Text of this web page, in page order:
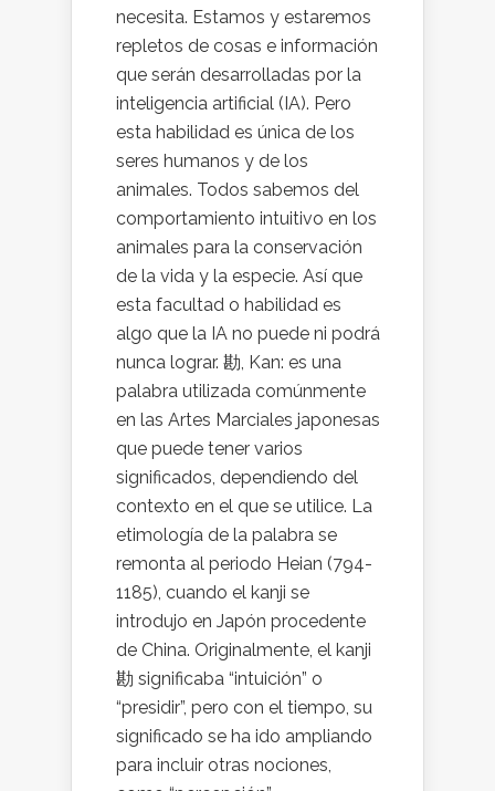
necesita. Estamos y estaremos
repletos de cosas e información
que serán desarrolladas por la
inteligencia artificial (IA). Pero
esta habilidad es única de los
seres humanos y de los
animales. Todos sabemos del
comportamiento intuitivo en los
animales para la conservación
de la vida y la especie. Así que
esta facultad o habilidad es
algo que la IA no puede ni podrá
nunca lograr. 勘, Kan: es una
palabra utilizada comúnmente
en las Artes Marciales japonesas
que puede tener varios
significados, dependiendo del
contexto en el que se utilice. La
etimología de la palabra se
remonta al periodo Heian (794-
1185), cuando el kanji se
introdujo en Japón procedente
de China. Originalmente, el kanji
勘 significaba “intuición” o
“presidir”, pero con el tiempo, su
significado se ha ido ampliando
para incluir otras nociones,